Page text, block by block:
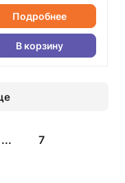
Подробнее
В корзину
... 7